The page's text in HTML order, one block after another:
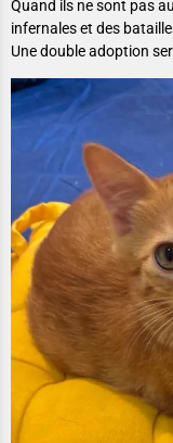
Quand ils ne sont pas
infernales et des
Une double adoption